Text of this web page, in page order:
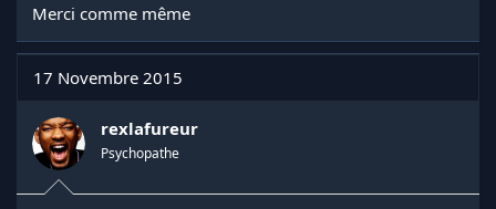
Merci comme même
17 Novembre 2015
rexlafureur
Psychopathe